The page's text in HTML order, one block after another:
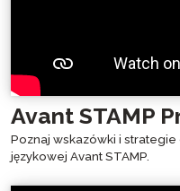
Avant STAMP
Poznaj wskazówki i
językowej Avant STAMP.